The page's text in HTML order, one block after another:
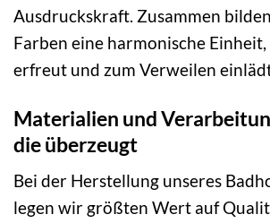
Ausdruckskraft. Zusammen
Farben eine harmonische Einheit,
erfreut und zum Verweilen
Materialien und
die überzeugt
Bei der Herstellung unseres
legen wir größten Wert auf